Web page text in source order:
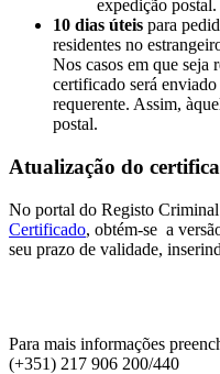
expedição postal.
10 dias úteis para
residentes no
Nos casos em que
certificado será
requerente. Assim,
postal.
Atualização do
No portal do Registo
Certificado, obtém-se a
seu prazo de validade,
Para mais informações
(+351) 217 906 200/440